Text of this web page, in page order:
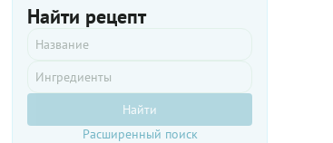
Найти рецепт
Найти
Расширенный поиск